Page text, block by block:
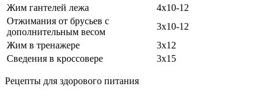
Жим гантелей лежа
4х10-12
Отжимания от брусьев с
дополнительным весом
3х10-12
Жим в тренажере
3х12
Сведения в кроссовере
3х15
Рецепты для здорового питания